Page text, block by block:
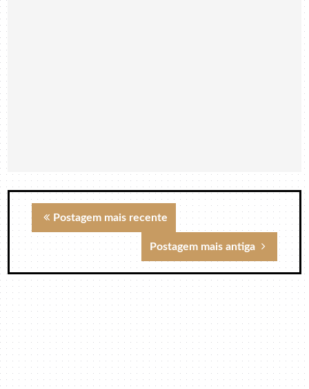
Postagem mais recente
Postagem mais antiga